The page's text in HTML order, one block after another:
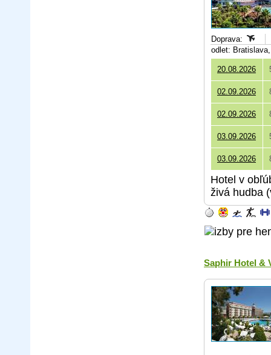
Doprava:
odlet:
20.08.2026
02.09.2026
02.09.2026
03.09.2026
03.09.2026
Hotel v
živá hudba
Saphir Hotel &